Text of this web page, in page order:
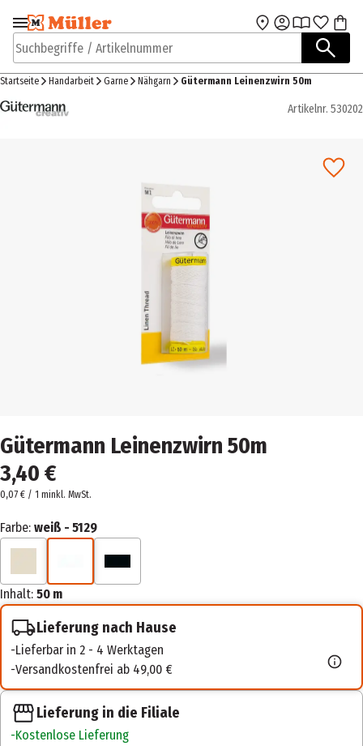
Zur Navigation
springen
Zum Hauptinhalt
Suchbegriffe / Artikelnummer
Startseite Handarbeit Garne Nähgarn Gütermann Leinenzwirn 50m
Artikelnr. 530202
Gütermann Leinenzwirn 50m
3,40 €
0,07 € / 1 minkl. MwSt.
Farbe: weiß - 5129
Inhalt: 50 m
Lieferung nach Hause
Lieferbar in 2 - 4 Werktagen
Versandkostenfrei ab 49,00 €
Lieferung in die Filiale
Kostenlose Lieferung